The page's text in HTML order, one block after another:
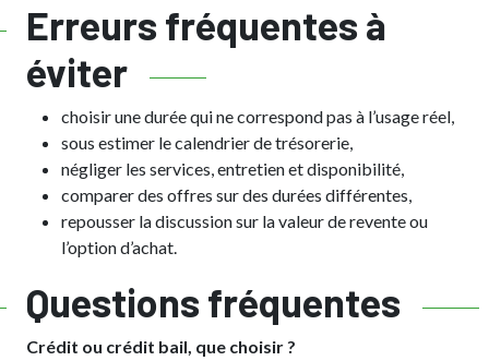
Erreurs fréquentes à
éviter
choisir une durée qui ne correspond pas à l’usage réel,
sous estimer le calendrier de trésorerie,
négliger les services, entretien et disponibilité,
comparer des offres sur des durées différentes,
repousser la discussion sur la valeur de revente ou
l’option d’achat.
Questions fréquentes
Crédit ou crédit bail, que choisir ?